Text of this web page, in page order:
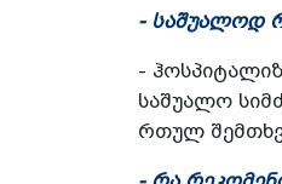
- საშუალოდ
-
საშუალო
რთულ